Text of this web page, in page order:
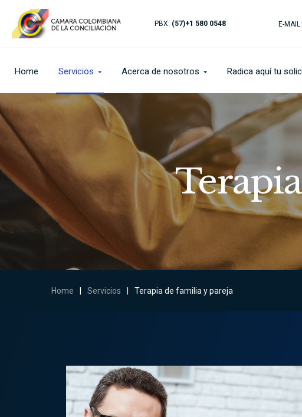
PBX: (57)+1 580 0548 E-MAIL:
Home Servicios Acerca de nosotros Radica aquí tu
Home Servicios Terapia de familia y pareja